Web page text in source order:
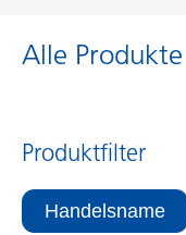
Alle Produkte
Produktfilter
Handelsname